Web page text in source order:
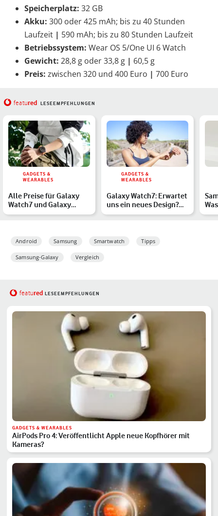
Speicherplatz: 32 GB
Akku: 300 oder 425 mAh; bis zu 40 Stunden
Laufzeit | 590 mAh; bis zu 80 Stunden Laufzeit
Betriebssystem: Wear OS 5/One UI 6 Watch
Gewicht: 28,8 g oder 33,8 g | 60,5 g
Preis: zwischen 320 und 400 Euro | 700 Euro
featured LESEEMPFEHLUNGEN
GADGETS &
WEARABLES
Alle Preise für Galaxy
Watch7 und Galaxy
Watch Ultra im Überblick
GADGETS &
WEARABLES
Galaxy Watch7: Erwartet
uns ein neues Design?
Alle Gerüchte
Android Samsung Smartwatch Tipps
Samsung-Galaxy Vergleich
featured LESEEMPFEHLUNGEN
GADGETS & WEARABLES
AirPods Pro 4: Veröffentlicht Apple neue Kopfhörer mit
Kameras?